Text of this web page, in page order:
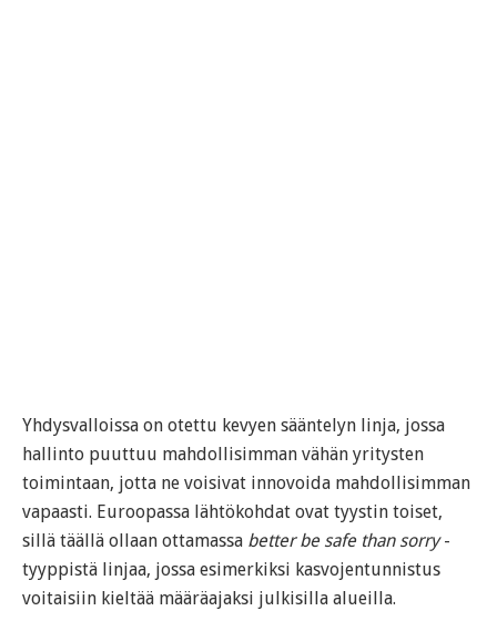
Yhdysvalloissa on otettu kevyen sääntelyn linja, jossa
hallinto puuttuu mahdollisimman vähän yritysten
toimintaan, jotta ne voisivat innovoida mahdollisimman
vapaasti. Euroopassa lähtökohdat ovat tyystin toiset,
sillä täällä ollaan ottamassa better be safe than sorry-
tyyppistä linjaa, jossa esimerkiksi kasvojentunnistus
voitaisiin kieltää määräajaksi julkisilla alueilla.